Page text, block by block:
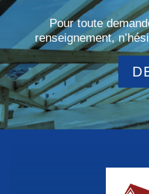
Pour toute
renseignement,